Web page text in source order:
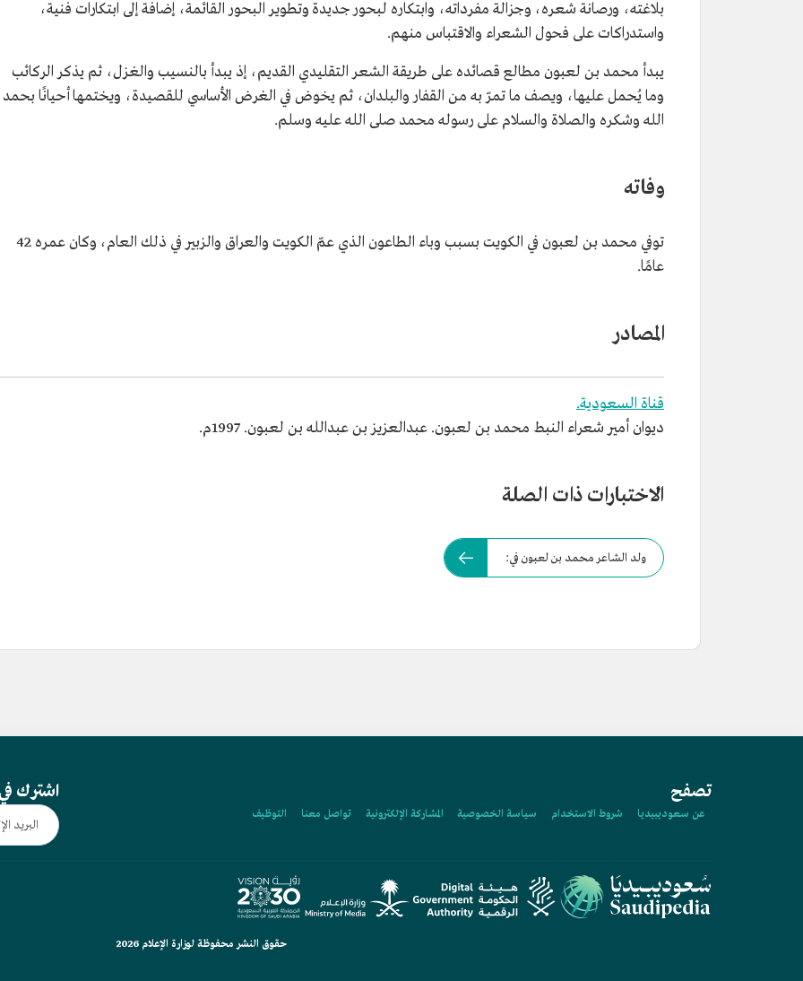
بلاغته، ورصانة شعره، وجزالة مفرداته، وابتكاره لبحور جديدة وتطوير البحور القائمة، إضافة إلى ابتكارات فنية،
واستدراكات على فحول الشعراء والاقتباس منهم.
يبدأ محمد بن لعبون مطالع قصائده على طريقة الشعر التقليدي القديم، إذ يبدأ بالنسيب والغزل، ثم يذكر الركائب
وما يُحمل عليها، ويصف ما تمرّ به من القفار والبلدان، ثم يخوض في الغرض الأساسي للقصيدة، ويختمها أحيانًا بحمد
الله وشكره والصلاة والسلام على رسوله محمد صلى الله عليه وسلم.
وفاته
توفي محمد بن لعبون في الكويت بسبب وباء الطاعون الذي عمّ الكويت والعراق والزبير في ذلك العام، وكان عمره 42
عامًا.
المصادر
قناة السعودية.
ديوان أمير شعراء النبط محمد بن لعبون. عبدالعزيز بن عبدالله بن لعبون. 1997م.
الاختبارات ذات الصلة
ولد الشاعر محمد بن لعبون في:
تصفح
عن سعوديبيديا شروط الاستخدام سياسة الخصوصية المشاركة الإلكترونية تواصل معنا التوظيف
اشترك
حقوق النشر محفوظة لوزارة الإعلام 2026